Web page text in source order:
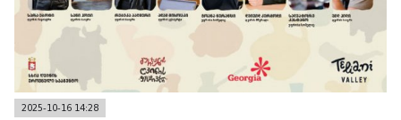
2025-10-16 14:28